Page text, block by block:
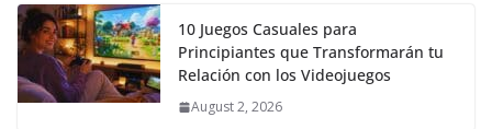
10 Juegos Casuales para
Principiantes que Transformarán tu
Relación con los Videojuegos
August 2, 2026